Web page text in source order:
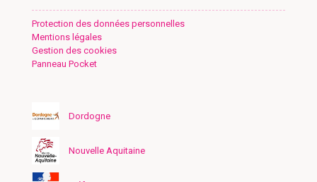
Protection des données personnelles
Mentions légales
Gestion des cookies
Panneau Pocket
Dordogne
Nouvelle Aquitaine